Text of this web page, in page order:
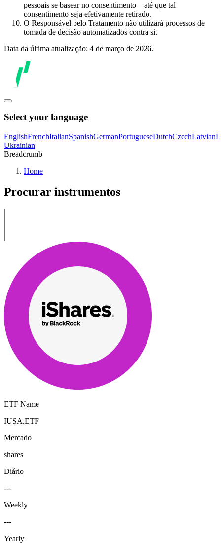
pessoais se basear no consentimento – até que tal
consentimento seja efetivamente retirado.
O Responsável pelo Tratamento não utilizará processos de
tomada de decisão automatizados contra si.
Data da última atualização: 4 de março de 2026.
Select your language
EnglishFrenchItalianSpanishGermanPortugueseDutchCzechLatvian
Ukrainian
Breadcrumb
Home
Procurar instrumentos
ETF Name
IUSA.ETF
Mercado
shares
Diário
---
Weekly
---
Yearly